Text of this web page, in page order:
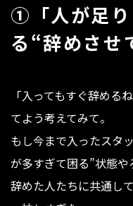
①「人が足り
る“辞めさせ
「入ってもすぐ辞める
てよう考えてみて。
もし今まで入ったスタ
が多すぎて困る”状態や
辞めた人たちに共通し